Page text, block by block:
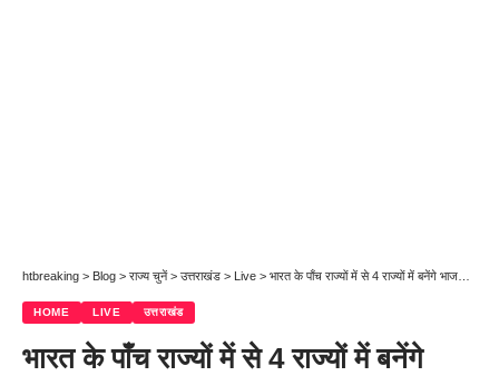
htbreaking > Blog > राज्य चुनें > उत्तराखंड > Live > भारत के पाँच राज्यों में से 4 राज्यों में बनेंगे भाजपा के निज़ाम तो पंजाब में आप के चौकाने वाले परिणाम
HOME LIVE उत्तराखंड
भारत के पाँच राज्यों में से 4 राज्यों में बनेंगे